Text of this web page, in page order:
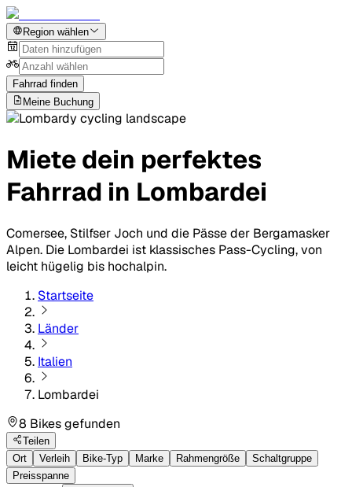
Region wählen
Fahrrad finden
Meine Buchung
Miete dein perfektes
Fahrrad in Lombardei
Comersee, Stilfser Joch und die Pässe der Bergamasker
Alpen. Die Lombardei ist klassisches Pass-Cycling, von
leicht hügelig bis hochalpin.
Startseite
Länder
Italien
Lombardei
8 Bikes gefunden
Teilen
Ort
Verleih Bike-Typ Marke Rahmengröße
Schaltgruppe
Preisspanne